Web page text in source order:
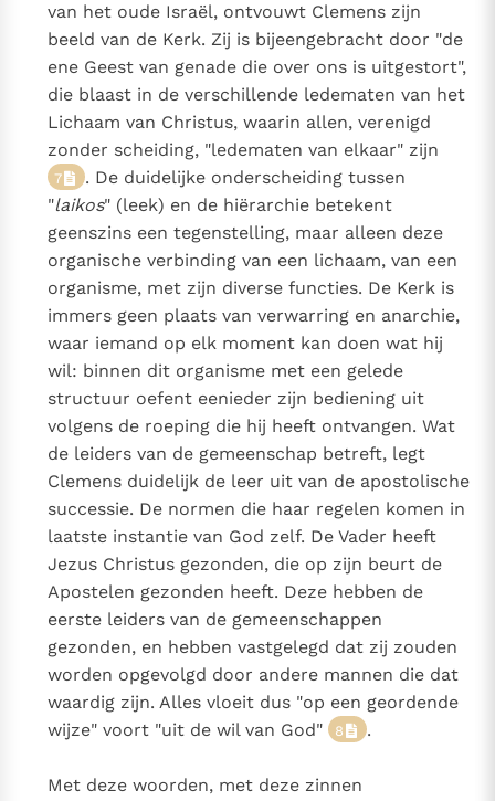
van het oude Israël, ontvouwt Clemens zijn
beeld van de Kerk. Zij is bijeengebracht door "de
ene Geest van genade die over ons is uitgestort",
die blaast in de verschillende ledematen van het
Lichaam van Christus, waarin allen, verenigd
zonder scheiding, "ledematen van elkaar" zijn
7
. De duidelijke onderscheiding tussen
"laikos" (leek) en de hiërarchie betekent
geenszins een tegenstelling, maar alleen deze
organische verbinding van een lichaam, van een
organisme, met zijn diverse functies. De Kerk is
immers geen plaats van verwarring en anarchie,
waar iemand op elk moment kan doen wat hij
wil: binnen dit organisme met een gelede
structuur oefent eenieder zijn bediening uit
volgens de roeping die hij heeft ontvangen. Wat
de leiders van de gemeenschap betreft, legt
Clemens duidelijk de leer uit van de apostolische
successie. De normen die haar regelen komen in
laatste instantie van God zelf. De Vader heeft
Jezus Christus gezonden, die op zijn beurt de
Apostelen gezonden heeft. Deze hebben de
eerste leiders van de gemeenschappen
gezonden, en hebben vastgelegd dat zij zouden
worden opgevolgd door andere mannen die dat
waardig zijn. Alles vloeit dus "op een geordende
wijze" voort "uit de wil van God"
8 .
Met deze woorden, met deze zinnen